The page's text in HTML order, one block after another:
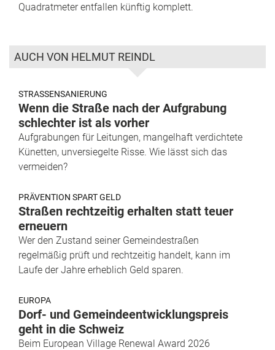
Quadratmeter entfallen künftig komplett.
AUCH VON HELMUT REINDL
STRASSENSANIERUNG
Wenn die Straße nach der Aufgrabung
schlechter ist als vorher
Aufgrabungen für Leitungen, mangelhaft verdichtete
Künetten, unversiegelte Risse. Wie lässt sich das
vermeiden?
PRÄVENTION SPART GELD
Straßen rechtzeitig erhalten statt teuer
erneuern
Wer den Zustand seiner Gemeindestraßen
regelmäßig prüft und rechtzeitig handelt, kann im
Laufe der Jahre erheblich Geld sparen.
EUROPA
Dorf- und Gemeindeentwicklungspreis
geht in die Schweiz
Beim European Village Renewal Award 2026